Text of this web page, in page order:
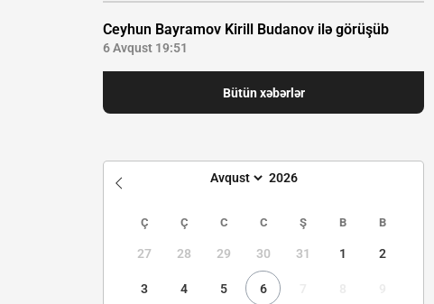
Ceyhun Bayramov Kirill Budanov ilə görüşüb
6 Avqust 19:51
Bütün xəbərlər
Ç Ç C C Ş B B
27 28 29 30 31 1 2
3 4 5 6